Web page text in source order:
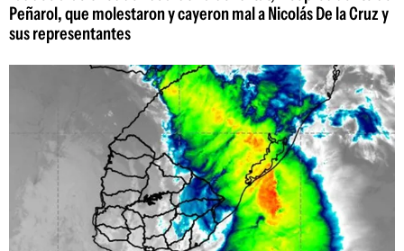
Peñarol, que molestaron y cayeron mal a Nicolás De la Cruz y
sus representantes